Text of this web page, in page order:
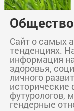
Сайт о самых
тенденциях.
информация
здоровья,
личного
исторические
футурологов,
гендерные